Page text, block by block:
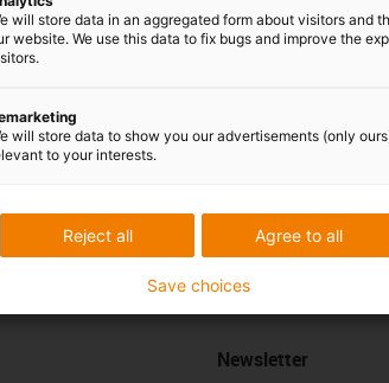
Samstag: 8 – 12
Montag bis Freitag:
Lob & Kritik
Newsletter
will store data in an aggregated form about visitors and
website. We use this data to fix bugs and improve the
will store data to show you our advertisements (only
to your interests.
Agree to all
Reject all
Save choices